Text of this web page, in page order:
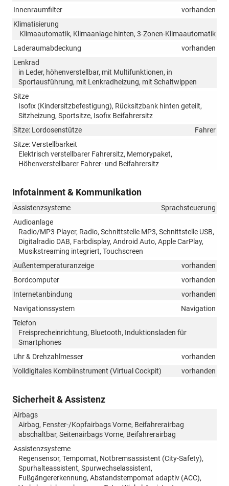
Innenraumfilter
vorhanden
Klimatisierung
Klimaautomatik, Klimaanlage hinten, 3-Zonen-Klimaautomatik
Laderaumabdeckung
vorhanden
Lenkrad
in Leder, höhenverstellbar, mit Multifunktionen, in
Sportausführung, mit Lenkradheizung, mit Schaltwippen
Sitze
Isofix (Kindersitzbefestigung), Rücksitzbank hinten geteilt,
Sitzheizung, Sportsitze, Isofix Beifahrersitz
Sitze: Lordosenstütze
Fahrer
Sitze: Verstellbarkeit
Elektrisch verstellbarer Fahrersitz, Memorypaket,
Höhenverstellbarer Fahrer- und Beifahrersitz
Infotainment & Kommunikation
Assistenzsysteme
Sprachsteuerung
Audioanlage
Radio/MP3-Player, Radio, Schnittstelle MP3, Schnittstelle USB,
Digitalradio DAB, Farbdisplay, Android Auto, Apple CarPlay,
Musikstreaming integriert, Touchscreen
Außentemperaturanzeige
vorhanden
Bordcomputer
vorhanden
Internetanbindung
vorhanden
Navigationssystem
Navigation
Telefon
Freisprecheinrichtung, Bluetooth, Induktionsladen für
Smartphones
Uhr & Drehzahlmesser
vorhanden
Volldigitales Kombiinstrument (Virtual Cockpit)
vorhanden
Sicherheit & Assistenz
Airbags
Airbag, Fenster-/Kopfairbags Vorne, Beifahrerairbag
abschaltbar, Seitenairbags Vorne, Beifahrerairbag
Assistenzsysteme
Regensensor, Tempomat, Notbremsassistent (City-Safety),
Spurhalteassistent, Spurwechselassistent,
Fußgängererkennung, Abstandstempomat adaptiv (ACC),